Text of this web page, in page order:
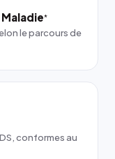
*
le parcours de
conformes au